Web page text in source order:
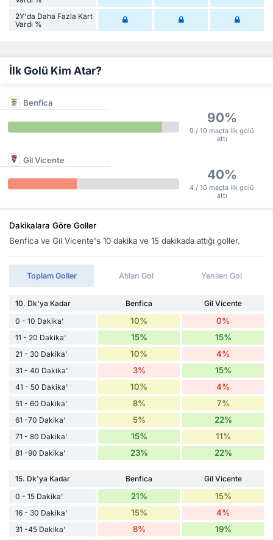
2Y'da Daha Fazla Kart
Vardı %
İlk Golü Kim Atar?
Benfica
90%
9 / 10 maçta ilk golü
attı
Gil Vicente
40%
4 / 10 maçta ilk golü
attı
Dakikalara Göre Goller
Benfica ve Gil Vicente's 10 dakika ve 15 dakikada attığı goller.
Toplam Goller Atılan Gol Yenilen Gol
10. Dk'ya Kadar Benfica
Gil Vicente
0 - 10 Dakika'
10% 0%
11 - 20 Dakika' 15% 15%
21 - 30 Dakika' 10% 4%
31 - 40 Dakika' 3% 15%
41 - 50 Dakika' 10% 4%
51 - 60 Dakika' 8% 7%
61 -70 Dakika' 5% 22%
71 - 80 Dakika' 15% 11%
81 -90 Dakika' 23% 22%
15. Dk'ya Kadar Benfica
Gil Vicente
0 - 15 Dakika'
21% 15%
16 - 30 Dakika' 15% 4%
31 -45 Dakika' 8% 19%